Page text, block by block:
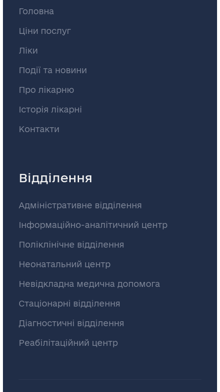
Головна
Ціни послуг
Ліки
Події та новини
Про лікарню
Історія лікарні
Контакти
Відділення
Адміністративне відділення
Інформаційно-аналітичний центр
Поліклінічне відділення
Неонатальний центр
Невідкладна медична допомога
Стаціонарні відділення
Діагностичні відділення
Реабілітаційний центр